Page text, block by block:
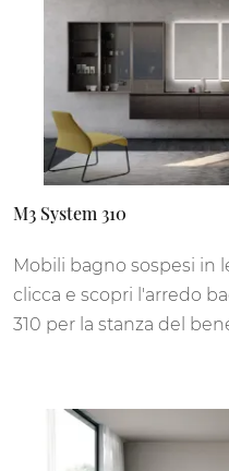
M3 System 310
Mobili bagno sospesi in
clicca e scopri l'arredo
310 per la stanza del